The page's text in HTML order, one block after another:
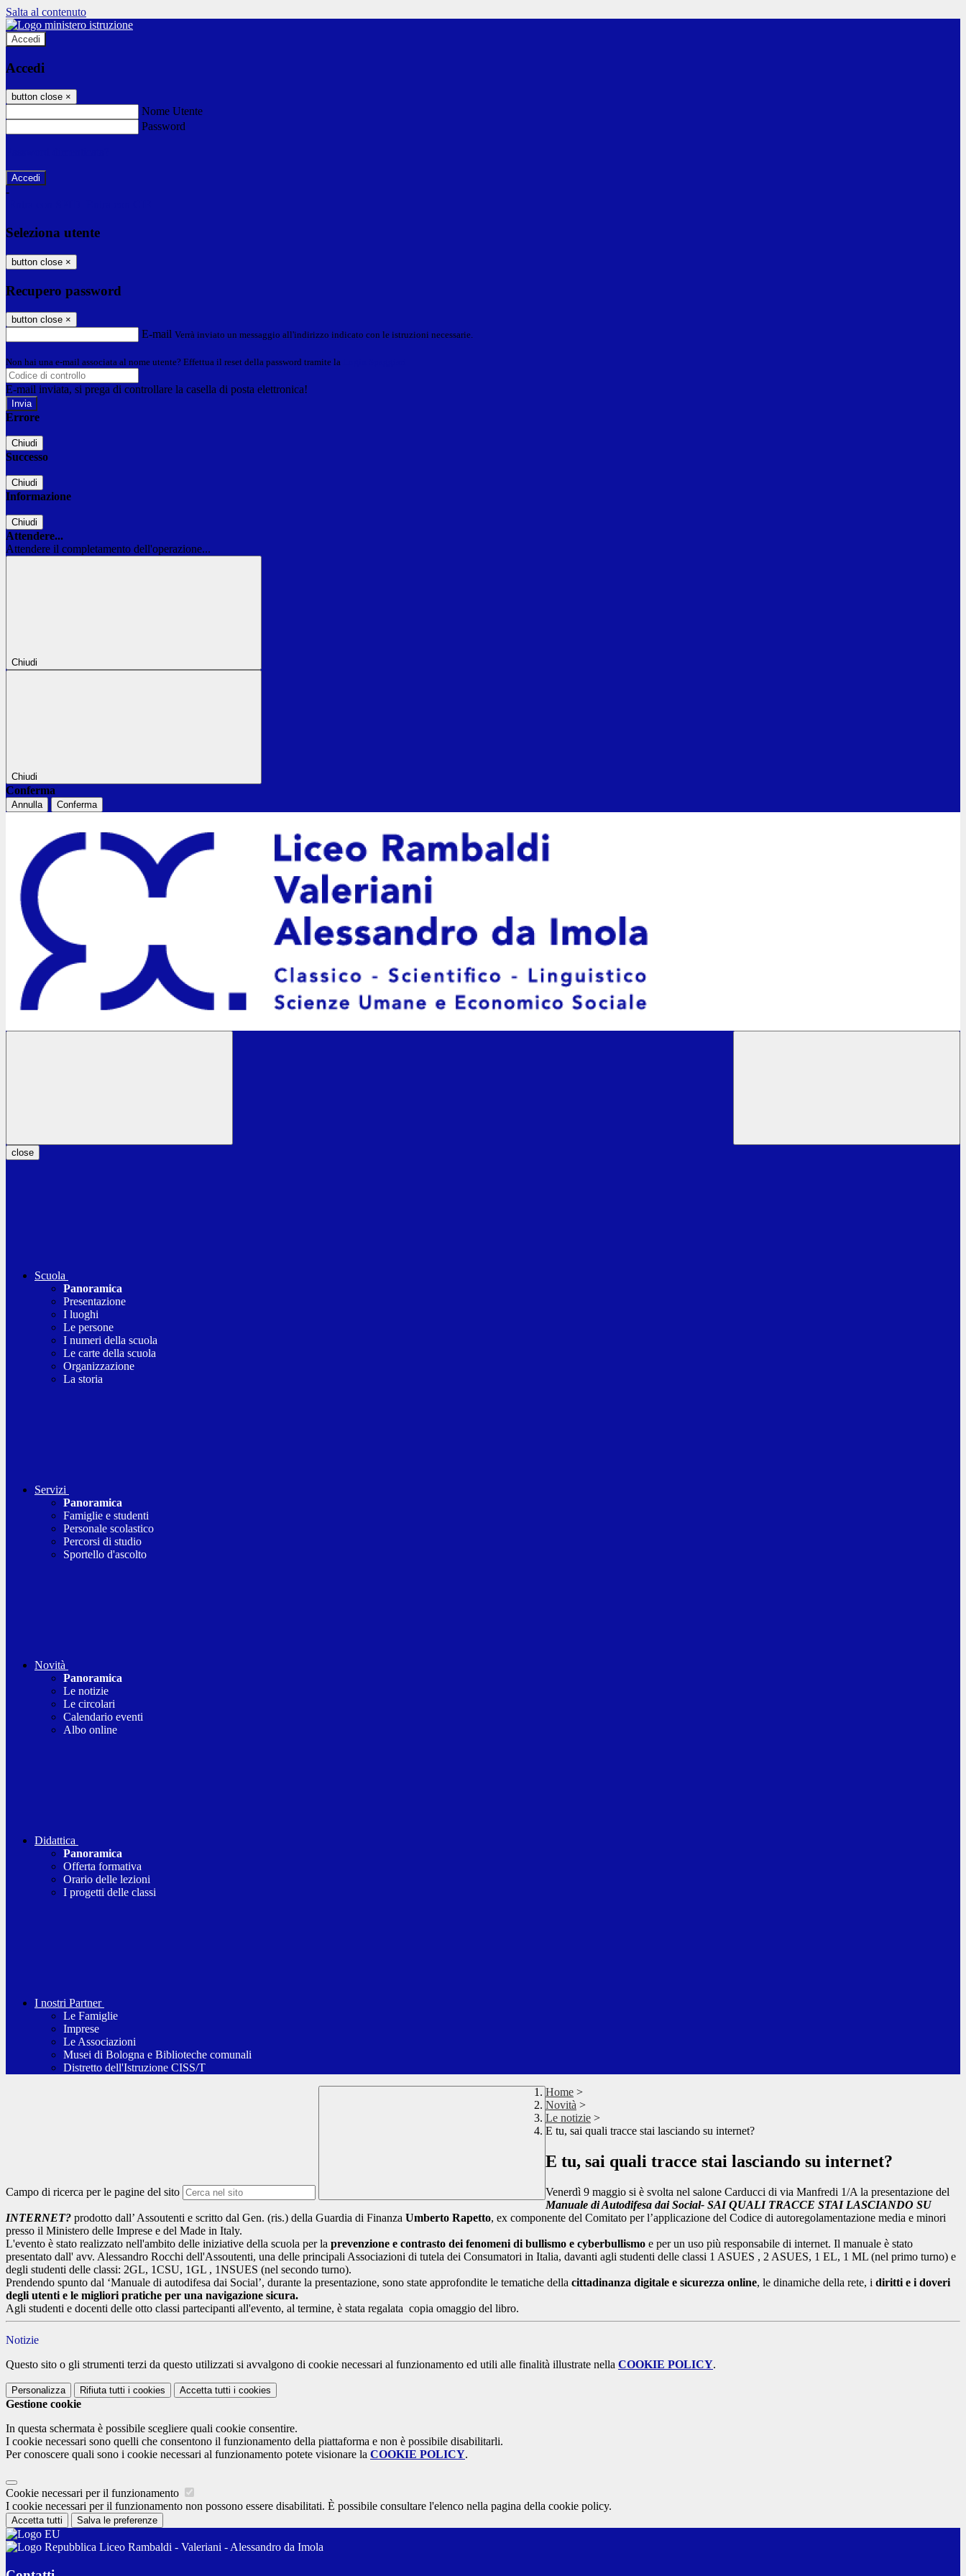
Salta al contenuto
Accedi
Accedi
button close ×
Nome Utente
Password
-
Seleziona utente
button close ×
Recupero password
button close ×
E-mail Verrà inviato un messaggio all'indirizzo indicato con le istruzioni necessarie.
Non hai una e-mail associata al nome utente? Effettua il reset della password tramite la
E-mail inviata, si prega di controllare la casella di posta elettronica!
Errore
Chiudi
Successo
Chiudi
Informazione
Chiudi
Attendere...
Attendere il completamento dell'operazione...
Chiudi
Chiudi
Conferma
Annulla Conferma
close
Scuola
Panoramica
Presentazione
I luoghi
Le persone
I numeri della scuola
Le carte della scuola
Organizzazione
La storia
Servizi
Panoramica
Famiglie e studenti
Personale scolastico
Percorsi di studio
Sportello d'ascolto
Novità
Panoramica
Le notizie
Le circolari
Calendario eventi
Albo online
Didattica
Panoramica
Offerta formativa
Orario delle lezioni
I progetti delle classi
I nostri Partner
Le Famiglie
Imprese
Le Associazioni
Musei di Bologna e Biblioteche comunali
Distretto dell'Istruzione CISS/T
Campo di ricerca per le pagine del sito
Home >
Novità >
Le notizie >
E tu, sai quali tracce stai lasciando su internet?
E tu, sai quali tracce stai lasciando su internet?
Venerdì 9 maggio si è svolta nel salone Carducci di via Manfredi 1/A la presentazione del
Manuale di Autodifesa dai Social- SAI QUALI TRACCE STAI LASCIANDO SU
INTERNET? prodotto dall’ Assoutenti e scritto dal Gen. (ris.) della Guardia di Finanza Umberto Rapetto, ex componente del Comitato per l’applicazione del Codice di autoregolamentazione media e minori
presso il Ministero delle Imprese e del Made in Italy.
L'evento è stato realizzato nell'ambito delle iniziative della scuola per la prevenzione e contrasto dei fenomeni di bullismo e cyberbullismo e per un uso più responsabile di internet. Il manuale è stato
presentato dall' avv. Alessandro Rocchi dell'Assoutenti, una delle principali Associazioni di tutela dei Consumatori in Italia, davanti agli studenti delle classi 1 ASUES , 2 ASUES, 1 EL, 1 ML (nel primo turno) e
degli studenti delle classi: 2GL, 1CSU, 1GL , 1NSUES (nel secondo turno).
Prendendo spunto dal ‘Manuale di autodifesa dai Social’, durante la presentazione, sono state approfondite le tematiche della cittadinanza digitale e sicurezza online, le dinamiche della rete, i diritti e i doveri
degli utenti e le migliori pratiche per una navigazione sicura.
Agli studenti e docenti delle otto classi partecipanti all'evento, al termine, è stata regalata copia omaggio del libro.
Notizie
Questo sito o gli strumenti terzi da questo utilizzati si avvalgono di cookie necessari al funzionamento ed utili alle finalità illustrate nella COOKIE POLICY.
Personalizza Rifiuta tutti i cookies Accetta tutti i cookies
Gestione cookie
In questa schermata è possibile scegliere quali cookie consentire.
I cookie necessari sono quelli che consentono il funzionamento della piattaforma e non è possibile disabilitarli.
Per conoscere quali sono i cookie necessari al funzionamento potete visionare la COOKIE POLICY.
Cookie necessari per il funzionamento
I cookie necessari per il funzionamento non possono essere disabilitati. È possibile consultare l'elenco nella pagina della cookie policy.
Accetta tutti Salva le preferenze
Liceo Rambaldi - Valeriani - Alessandro da Imola